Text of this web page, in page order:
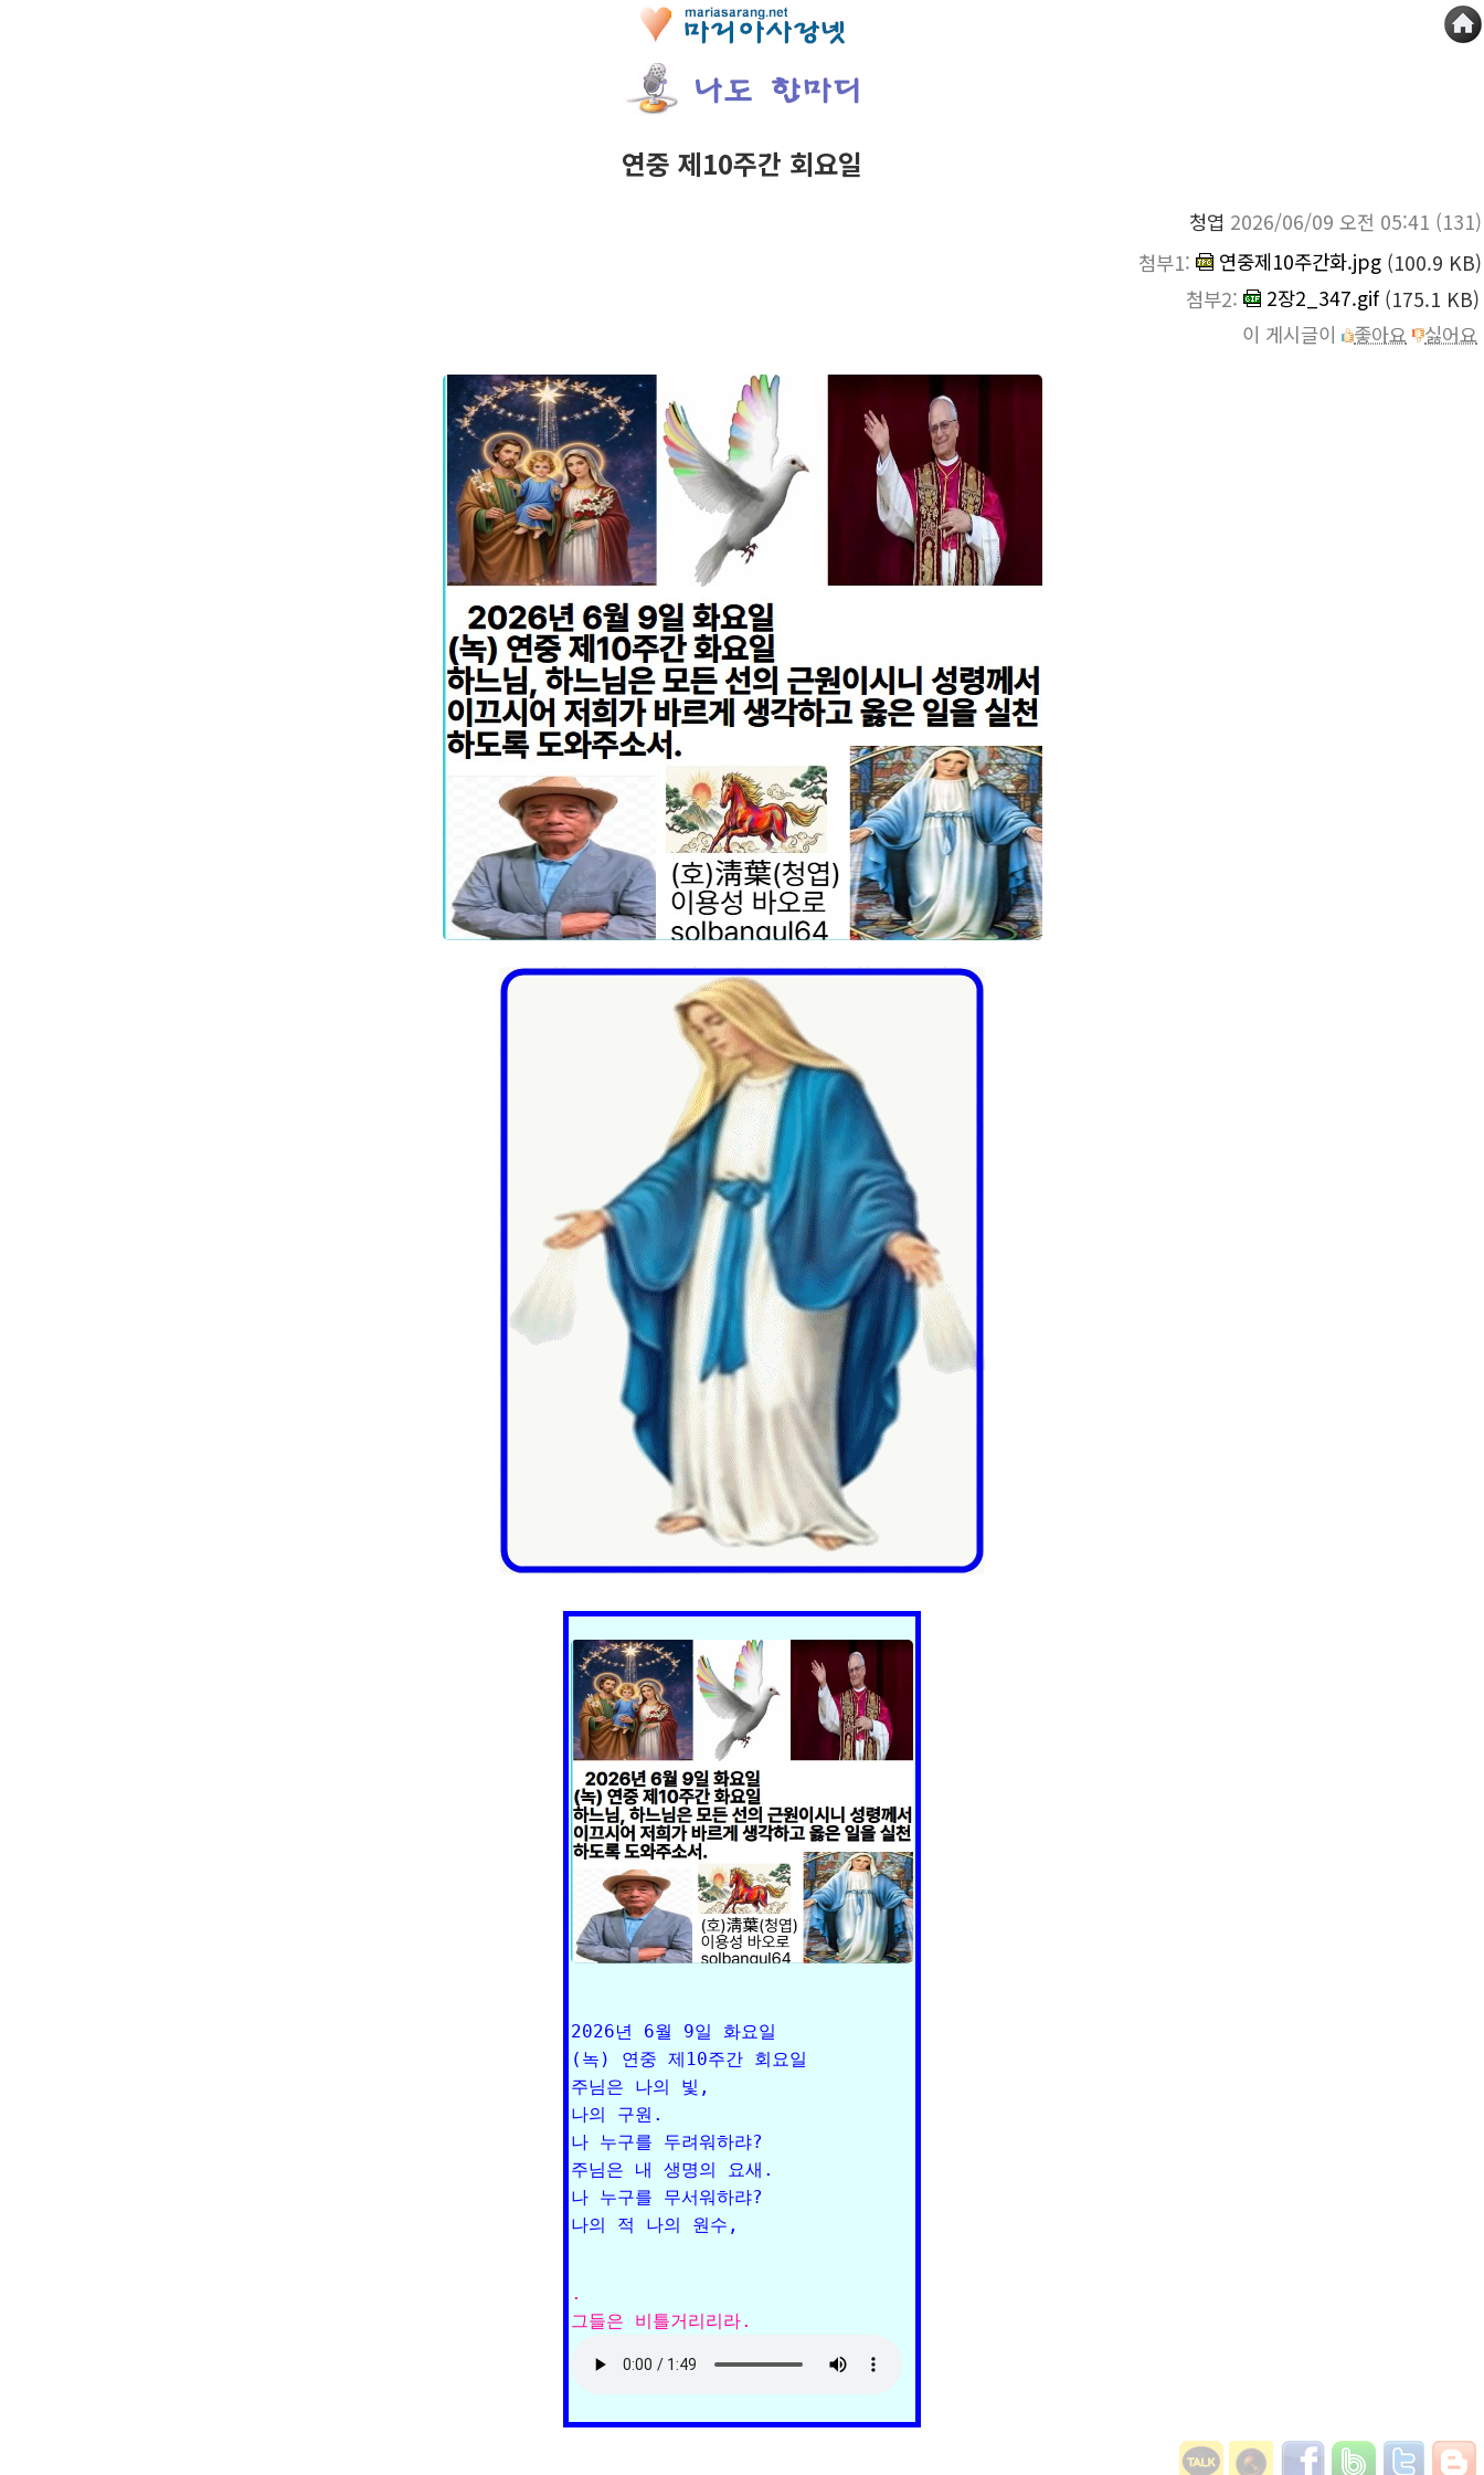
연중 제10주간 회요일
청엽 2026/06/09 오전 05:41 (131)
첨부1:
연중제10주간화.jpg (100.9 KB)
첨부2:
2장2_347.gif (175.1 KB)
이 게시글이
좋아요 싫어요
2026년 6월 9일 화요일
(녹) 연중 제10주간 회요일
주님은 나의 빛,
나의 구원.
나 누구를 두려워하랴?
주님은 내 생명의 요새.
나 누구를 무서워하랴?
.